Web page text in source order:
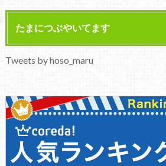
たまにつぶやいてます
Tweets by hoso_maru